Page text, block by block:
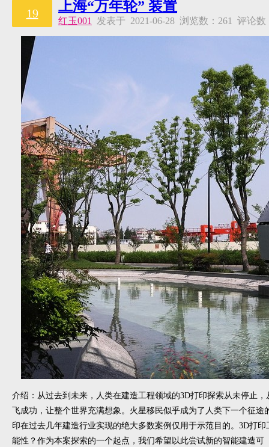
19 上海“万年轮” 装置
红玉001 发表于 2021-06-28 浏览数：261 评论
介绍：从过去到未来，人类在建造工程领域的3D打印探索从未停止
飞成功，让整个世界充满想象。火星移民似乎成为了人类下一个征
印在过去几年建造行业实现的绝大多数案例仅用于示范目的。3D打
能性？作为本案探索的一个起点，我们希望以此尝试新的智能建造可